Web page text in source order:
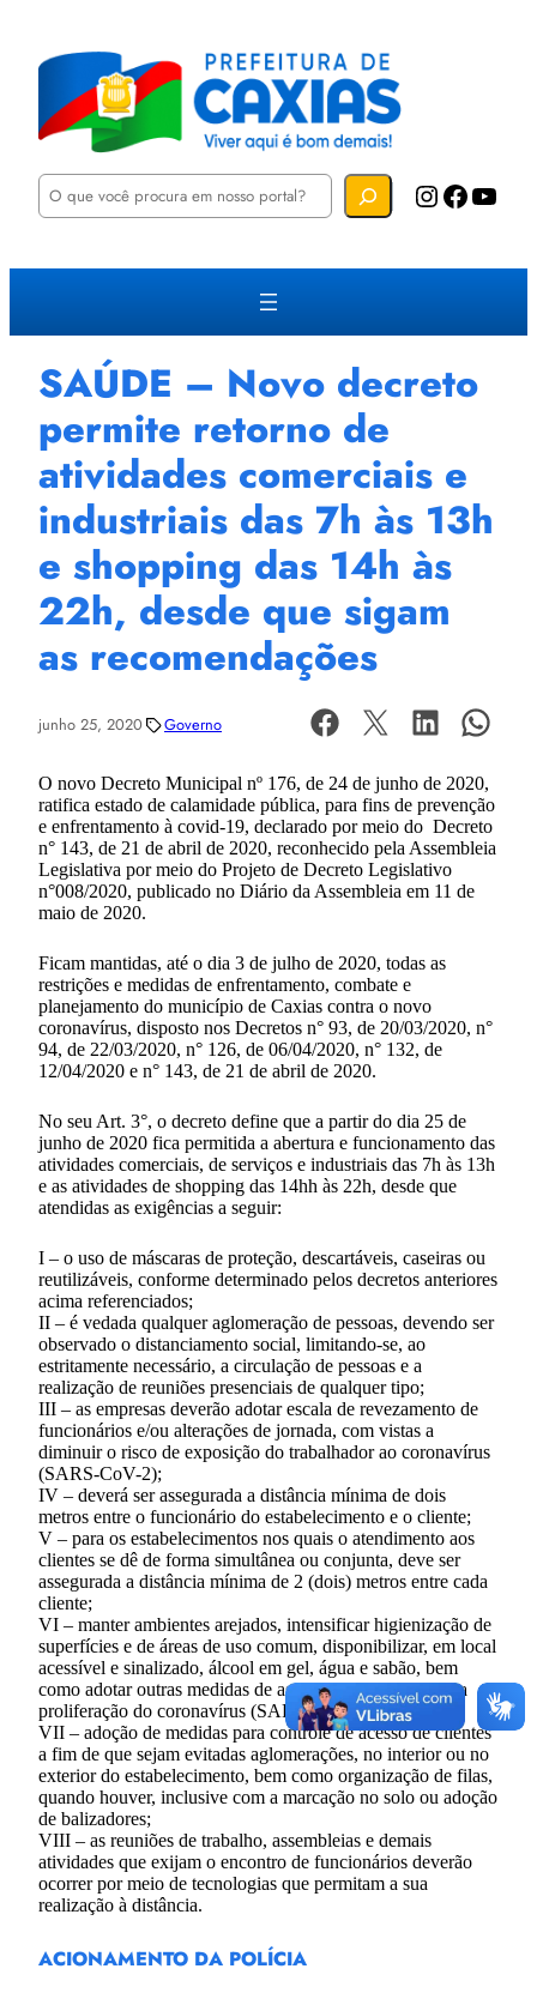
P
u
a
Instagram Facebook YouTube
SAÚDE – Novo decreto
permite retorno de
atividades comerciais e
industriais das 7h às 13h
e shopping das 14h às
22h, desde que sigam
as recomendações
junho 25, 2020 Governo
O novo Decreto Municipal nº 176, de 24 de junho de 2020,
ratifica estado de calamidade pública, para fins de prevenção
e enfrentamento à covid-19, declarado por meio do Decreto
n° 143, de 21 de abril de 2020, reconhecido pela Assembleia
Legislativa por meio do Projeto de Decreto Legislativo
n°008/2020, publicado no Diário da Assembleia em 11 de
maio de 2020.
Ficam mantidas, até o dia 3 de julho de 2020, todas as
restrições e medidas de enfrentamento, combate e
planejamento do município de Caxias contra o novo
coronavírus, disposto nos Decretos n° 93, de 20/03/2020, n°
94, de 22/03/2020, n° 126, de 06/04/2020, n° 132, de
12/04/2020 e n° 143, de 21 de abril de 2020.
No seu Art. 3°, o decreto define que a partir do dia 25 de
junho de 2020 fica permitida a abertura e funcionamento das
atividades comerciais, de serviços e industriais das 7h às 13h
e as atividades de shopping das 14hh às 22h, desde que
atendidas as exigências a seguir:
I – o uso de máscaras de proteção, descartáveis, caseiras ou
reutilizáveis, conforme determinado pelos decretos anteriores
acima referenciados;
II – é vedada qualquer aglomeração de pessoas, devendo ser
observado o distanciamento social, limitando-se, ao
estritamente necessário, a circulação de pessoas e a
realização de reuniões presenciais de qualquer tipo;
III – as empresas deverão adotar escala de revezamento de
funcionários e/ou alterações de jornada, com vistas a
diminuir o risco de exposição do trabalhador ao coronavírus
(SARS-CoV-2);
IV – deverá ser assegurada a distância mínima de dois
metros entre o funcionário do estabelecimento e o cliente;
V – para os estabelecimentos nos quais o atendimento aos
clientes se dê de forma simultânea ou conjunta, deve ser
assegurada a distância mínima de 2 (dois) metros entre cada
cliente;
VI – manter ambientes arejados, intensificar higienização de
superfícies e de áreas de uso comum, disponibilizar, em local
acessível e sinalizado, álcool em gel, água e sabão, bem
como adotar outras medidas de assepsia eficazes contra a
proliferação do coronavírus (SARS-CoV-2);
VII – adoção de medidas para controle de acesso de clientes
a fim de que sejam evitadas aglomerações, no interior ou no
exterior do estabelecimento, bem como organização de filas,
quando houver, inclusive com a marcação no solo ou adoção
de balizadores;
VIII – as reuniões de trabalho, assembleias e demais
atividades que exijam o encontro de funcionários deverão
ocorrer por meio de tecnologias que permitam a sua
realização à distância.
ACIONAMENTO DA POLÍCIA